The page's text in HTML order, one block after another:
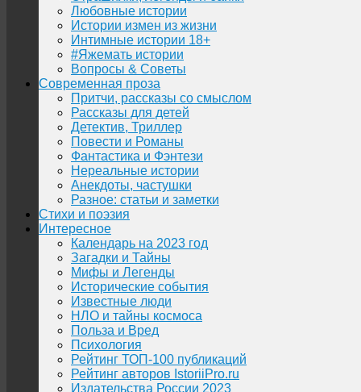
Любовные истории
Истории измен из жизни
Интимные истории 18+
#Яжемать истории
Вопросы & Советы
Современная проза
Притчи, рассказы со смыслом
Рассказы для детей
Детектив, Триллер
Повести и Романы
Фантастика и Фэнтези
Нереальные истории
Анекдоты, частушки
Разное: статьи и заметки
Стихи и поэзия
Интересное
Календарь на 2023 год
Загадки и Тайны
Мифы и Легенды
Исторические события
Известные люди
НЛО и тайны космоса
Польза и Вред
Психология
Рейтинг ТОП-100 публикаций
Рейтинг авторов IstoriiPro.ru
Издательства России 2023